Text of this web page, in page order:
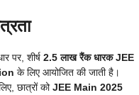
पर, शीर्ष 2.5 लाख रैंक धारक JEE
के लिए आयोजित की जाती है।
छात्रों कोJEE Main 2025